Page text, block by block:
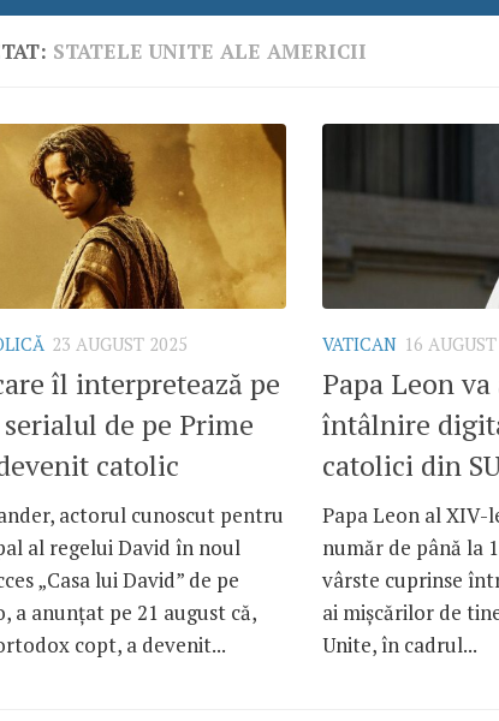
STATELE UNITE ALE AMERICII
23 AUGUST 2025
îl interpretează pe
de pe Prime
catolic
actorul cunoscut pentru
al regelui David în noul
„Casa lui David” de pe
a anunțat pe 21 august că,
copt, a devenit...
VATICAN 16
Papa Leon
întâlnire
catolici din
Papa Leon al XIV-
număr de până la
vârste cuprinse
ai mișcărilor de
Unite, în cadrul...